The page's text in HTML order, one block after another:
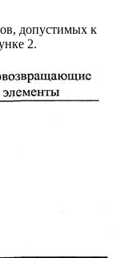
допустимых к
2.